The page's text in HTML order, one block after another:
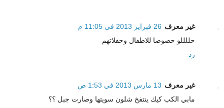
غير معرف 26 فبراير 2013 في 11:05 م
حللللو خصوصا للاطفال وحفلاتهم
رد
غير معرف 13 مارس 2013 في 1:53 ص
مابي الكب كيك ينتفخ شلون سويتها وصارت جبل ؟؟